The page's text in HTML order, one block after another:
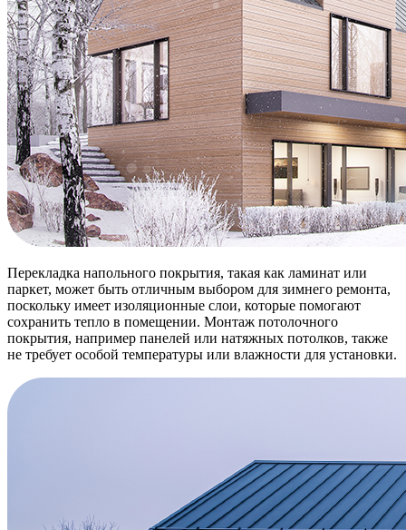
Перекладка напольного покрытия, такая как ламинат или
паркет, может быть отличным выбором для зимнего ремонта,
поскольку имеет изоляционные слои, которые помогают
сохранить тепло в помещении. Монтаж потолочного
покрытия, например панелей или натяжных потолков, также
не требует особой температуры или влажности для установки.